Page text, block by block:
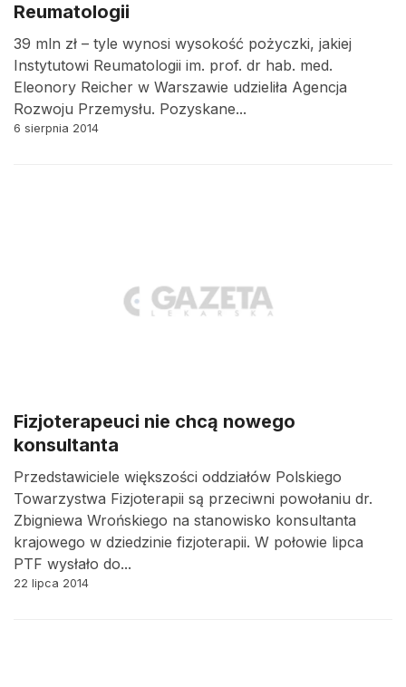
Reumatologii
39 mln zł – tyle wynosi wysokość pożyczki, jakiej
Instytutowi Reumatologii im. prof. dr hab. med.
Eleonory Reicher w Warszawie udzieliła Agencja
Rozwoju Przemysłu. Pozyskane...
6 sierpnia 2014
Fizjoterapeuci nie chcą nowego
konsultanta
Przedstawiciele większości oddziałów Polskiego
Towarzystwa Fizjoterapii są przeciwni powołaniu dr.
Zbigniewa Wrońskiego na stanowisko konsultanta
krajowego w dziedzinie fizjoterapii. W połowie lipca
PTF wysłało do...
22 lipca 2014